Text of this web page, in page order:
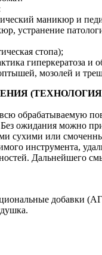
маникюр и
устранение
стопа);
гиперкератоза и
мозолей и
(ТЕХНОЛОГИЯ
обрабатываемую
ожидания можно
сухими или
инструмента,
Дальнейшего
добавки